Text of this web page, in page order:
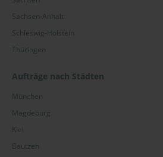
Sachsen-Anhalt
Schleswig-Holstein
Thüringen
Aufträge nach Städten
München
Magdeburg
Kiel
Bautzen